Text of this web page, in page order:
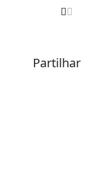
Partilhar